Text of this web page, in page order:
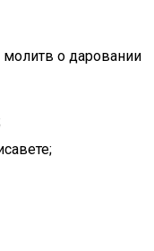
о даровании